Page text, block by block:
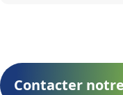
Contacter